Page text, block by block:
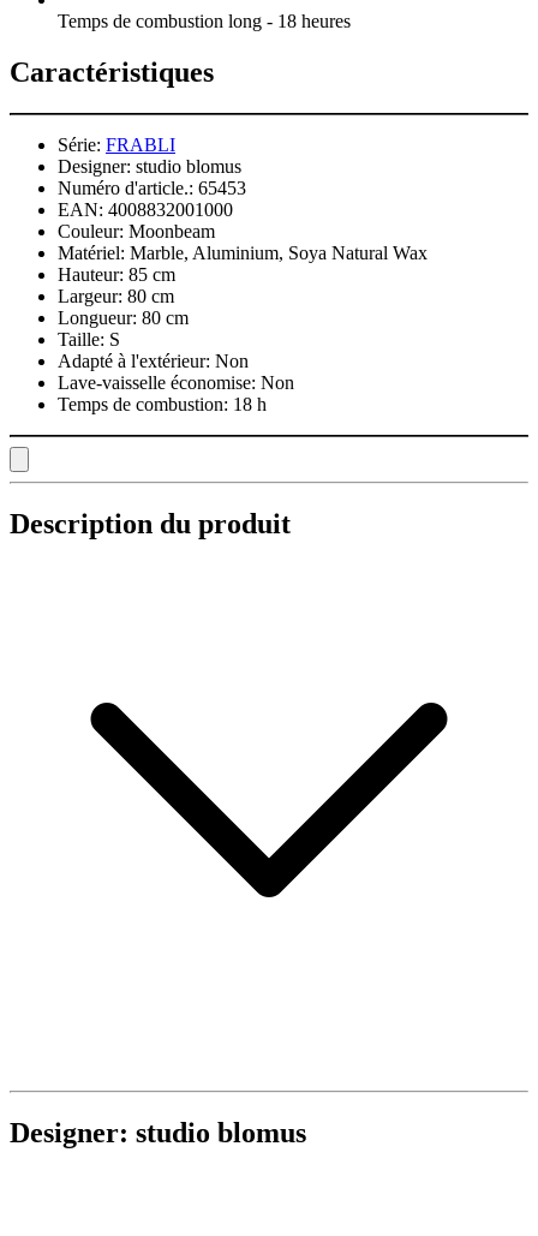
Temps de combustion long - 18 heures
Caractéristiques
Série: FRABLI
Designer: studio blomus
Numéro d'article.: 65453
EAN: 4008832001000
Couleur: Moonbeam
Matériel: Marble, Aluminium, Soya Natural Wax
Hauteur: 85 cm
Largeur: 80 cm
Longueur: 80 cm
Taille: S
Adapté à l'extérieur: Non
Lave-vaisselle économise: Non
Temps de combustion: 18 h
Description du produit
Designer: studio blomus